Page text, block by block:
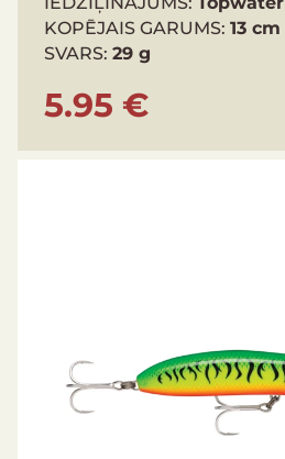
KOPĒJAIS GARUMS: 13 cm
SVARS: 29 g
5.95 €